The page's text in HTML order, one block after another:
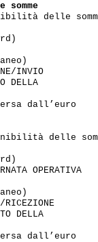
delle
INVIO
DELLA
dall’euro
delle
OPERATIVA
RICEZIONE
DELLA
dall’euro